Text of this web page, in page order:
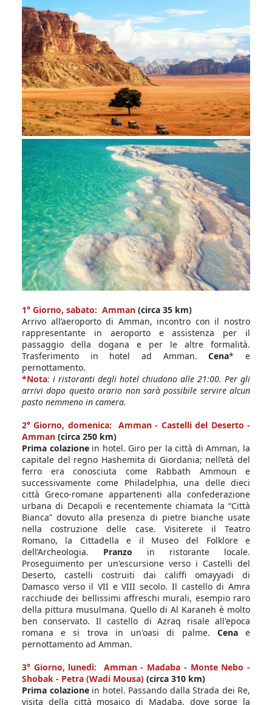
1° Giorno, sabato: Amman (circa 35 km)
Arrivo all’aeroporto di Amman, incontro con il nostro
rappresentante in aeroporto e assistenza per il
passaggio della dogana e per le altre formalità.
Trasferimento in hotel ad Amman.Cena*
e
pernottamento.
*Nota: i ristoranti degli hotel chiudono alle 21:00. Per gli
arrivi dopo questo orario non sarà possibile servire alcun
pasto nemmeno in camera.
2° Giorno, domenica: Amman - Castelli del Deserto -
Amman (circa 250 km)
Prima colazionein hotel. Giro per la città di Amman, la
capitale del regno Hashemita di Giordania; nell’età del
ferro era conosciuta come Rabbath Ammoun e
successivamente come Philadelphia, una delle dieci
città Greco-romane appartenenti alla confederazione
urbana di Decapoli e recentemente chiamata la “Città
Bianca” dovuto alla presenza di pietre bianche usate
nella costruzione delle case. Visiterete il Teatro
Romano, la Cittadella e il Museo del Folklore e
dell’Archeologia. Pranzo in ristorante locale.
Proseguimento per un'escursione verso i Castelli del
Deserto, castelli costruiti dai califfi omayyadi di
Damasco verso il VII e VIII secolo. Il castello di Amra
racchiude dei bellissimi affreschi murali, esempio raro
della pittura musulmana. Quello di Al Karaneh è molto
ben conservato. Il castello di Azraq risale all'epoca
romana e si trova in un'oasi di palme. Cenae
pernottamento ad Amman.
3° Giorno, lunedì: Amman - Madaba - Monte Nebo -
Shobak - Petra (Wadi Mousa) (circa 310 km)
Prima colazionein hotel. Passando dalla Strada dei Re,
visita della città mosaico di Madaba, dove sorge la